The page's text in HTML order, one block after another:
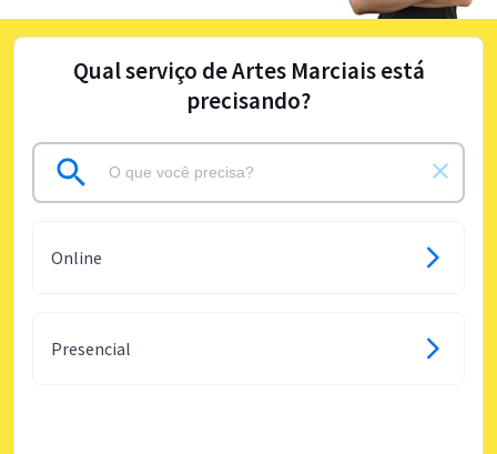
Qual serviço de Artes Marciais está
precisando?
Online
Presencial